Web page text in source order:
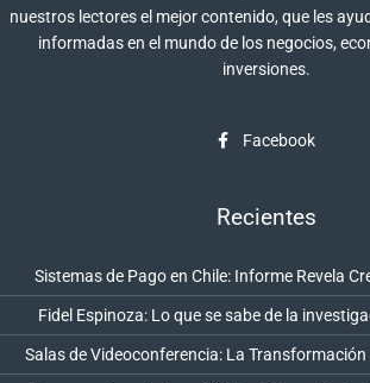
nuestros lectores el mejor contenido, que les
informadas en el mundo de los negocios,
inversiones.
Facebook
Recientes
Sistemas de Pago en Chile: Informe Revela
Fidel Espinoza: Lo que se sabe de la
Salas de Videoconferencia: La